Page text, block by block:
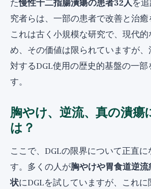
た慢性十二指腸潰瘍の患者32人を
究者らは、一部の患者で改善と治癒
これは古く小規模な研究で、現代
め、その価値は限られていますが
対するDGL使用の歴史的基盤の一部
す。
胸やけ、逆流、真の潰瘍
は？
ここで、DGLの限界について正直
す。多くの人が胸やけや胃食道逆
状にDGLを試していますが、これ